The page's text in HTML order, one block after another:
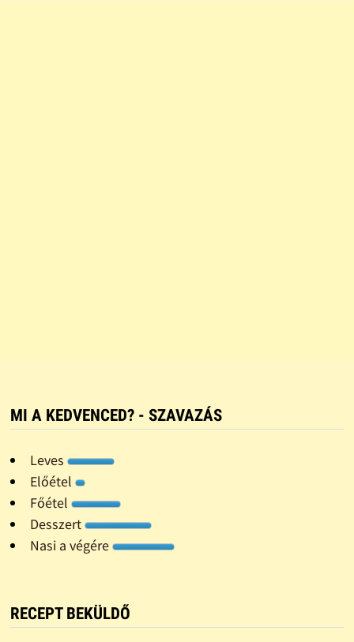
MI A KEDVENCED? - SZAVAZÁS
Leves
Előétel
Főétel
Desszert
Nasi a végére
RECEPT BEKÜLDŐ